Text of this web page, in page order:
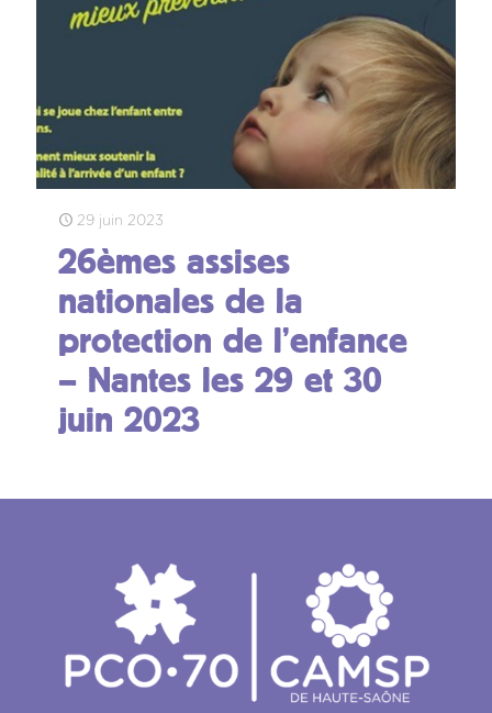
29 juin 2023
26èmes assises
nationales de la
protection de l’enfance
– Nantes les 29 et 30
juin 2023